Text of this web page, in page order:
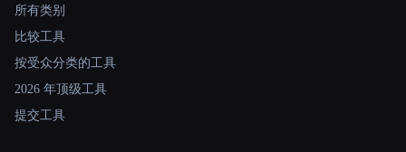
所有类别
比较工具
按受众分类的工具
2026 年顶级工具
提交工具